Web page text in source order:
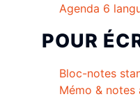
Agenda 6
POUR
Bloc-notes
Mémo & notes